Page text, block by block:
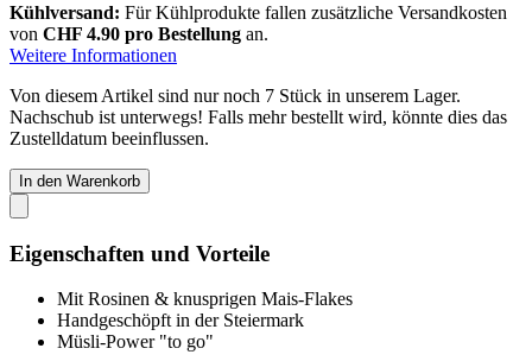
Kühlversand: Für Kühlprodukte fallen zusätzliche Versandkosten
von CHF 4.90 pro Bestellung an.
Weitere Informationen
Von diesem Artikel sind nur noch 7 Stück in unserem Lager.
Nachschub ist unterwegs! Falls mehr bestellt wird, könnte dies das
Zustelldatum beeinflussen.
In den Warenkorb
Eigenschaften und Vorteile
Mit Rosinen & knusprigen Mais-Flakes
Handgeschöpft in der Steiermark
Müsli-Power "to go"